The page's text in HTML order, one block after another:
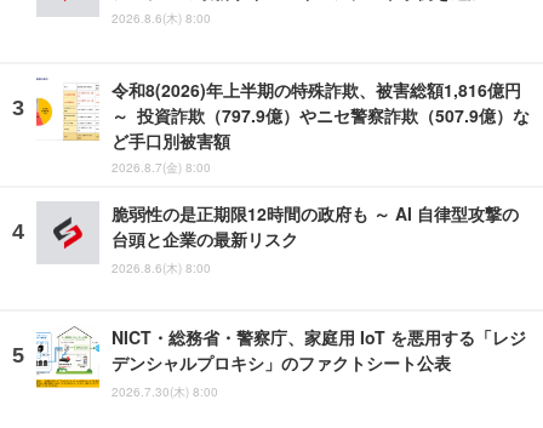
2026.8.6(木) 8:00
令和8(2026)年上半期の特殊詐欺、被害総額1,816億円
～ 投資詐欺（797.9億）やニセ警察詐欺（507.9億）な
ど手口別被害額
2026.8.7(金) 8:00
脆弱性の是正期限12時間の政府も ～ AI 自律型攻撃の
台頭と企業の最新リスク
2026.8.6(木) 8:00
NICT・総務省・警察庁、家庭用 IoT を悪用する「レジ
デンシャルプロキシ」のファクトシート公表
2026.7.30(木) 8:00